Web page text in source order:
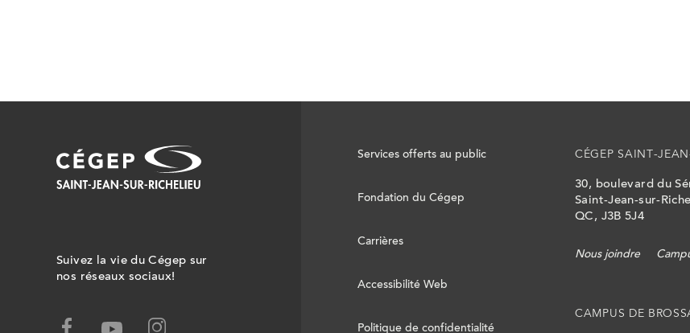
Suivez la vie du Cégep sur
nos réseaux sociaux!
facebook, instagram,
Services offerts au public
Fondation du Cégep
Carrières
Accessibilité Web
Politique de confidentialité
CÉGEP SAINT-
30, boulevard du
Saint-Jean-sur-
QC, J3B 5J4
Nous joindre
CAMPUS DE